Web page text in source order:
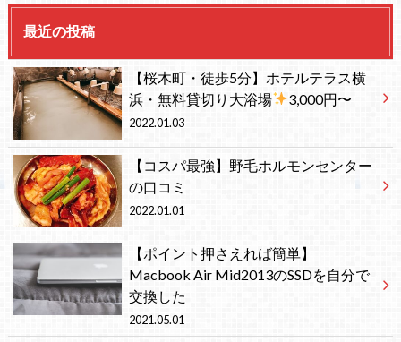
最近の投稿
【桜木町・徒歩5分】ホテルテラス横
浜・無料貸切り大浴場
3,000円〜
2022.01.03
【コスパ最強】野毛ホルモンセンター
の口コミ
2022.01.01
【ポイント押さえれば簡単】
Macbook Air Mid2013のSSDを自分で
交換した
2021.05.01